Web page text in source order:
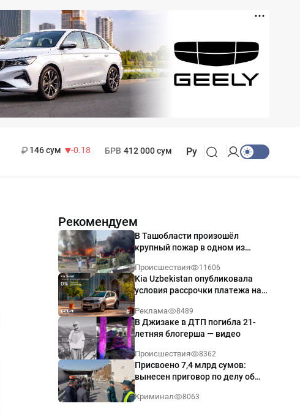
146 сум
-0.18
БРВ 412 000 сум Ру
Рекомендуем
В Ташобласти произошёл
крупный пожар в одном из
Происшествия 11606
Kia Uzbekistan опубликовала
условия рассрочки платежа на
годовых
Реклама 8489
В Джизаке в ДТП погибла 21-
летняя блогерша — видео
Происшествия 8362
Присвоено 7,4 млрд сумов:
вынесен приговор по делу об
Ташкенте
Криминал 8063